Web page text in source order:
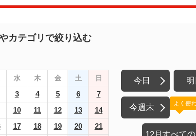
カテゴリで絞り込む
水 木 金 土 日
3 4 5 6
7
10 11 12 13
14
17 18 19 20
21
今日 明
今週末 よく使